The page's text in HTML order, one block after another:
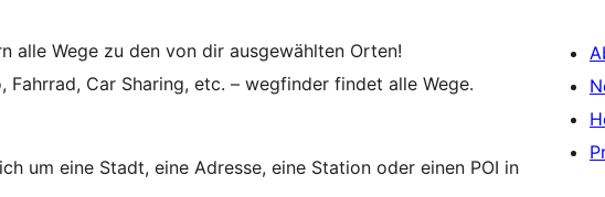
alle Wege zu den von dir ausgewählten Orten!
Car Sharing, etc. – wegfinder findet alle Wege.
um eine Stadt, eine Adresse, eine Station oder einen POI in